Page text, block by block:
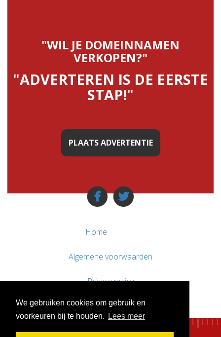
We gebruiken cookies om gebruik en
voorkeuren bij te houden.
Lees meer
"WIL JE DOMEINNAMEN
VERKOPEN?"
"ADVERTEREN IS DE EERSTE
STAP!"
PLAATS ADVERTENTIE
Home
Algemene voorwaarden
Privacy policy
Contact / Support